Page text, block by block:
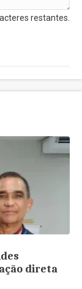
restantes.
direta